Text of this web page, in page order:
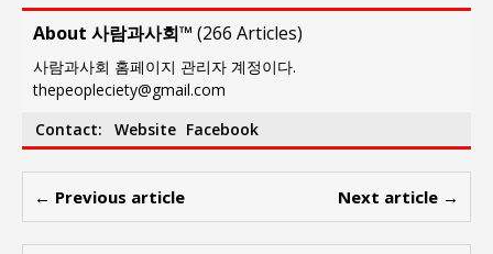
About 사람과사회™ (266 Articles)
사람과사회 홈페이지 관리자 계정이다.
thepeopleciety@gmail.com
Contact:
Website Facebook
← Previous article Next article →